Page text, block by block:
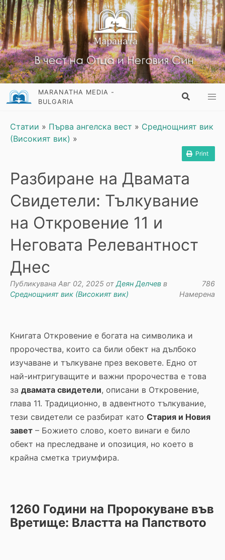
MARANATHA MEDIA -
BULGARIA
Статии » Първа ангелска вест » Среднощният вик
(Високият вик) »
Print
Разбиране на Двамата
Свидетели: Тълкувание
на Откровение 11 и
Неговата Релевантност
Днес
Публикувана Авг 02, 2025 от Деян Делчев в
Среднощният вик (Високият вик)
786
Намерена
Книгата Откровение е богата на символика и
пророчества, които са били обект на дълбоко
изучаване и тълкуване през вековете. Едно от
най-интригуващите и важни пророчества е това
за двамата свидетели, описани в Откровение,
глава 11. Традиционно, в адвентното тълкувание,
тези свидетели се разбират като Стария и Новия
завет – Божието слово, което винаги е било
обект на преследване и опозиция, но което в
крайна сметка триумфира.
1260 Години на Пророкуване във
Вретище: Властта на Папството